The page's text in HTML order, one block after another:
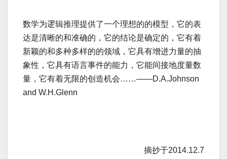
数学为逻辑推理提供了一个理想的的模型，它的表
达是清晰的和准确的，它的结论是确定的，它有着
新颖的和多种多样的的领域，它具有增进力量的抽
象性，它具有语言事件的能力，它能间接地度量数
量，它有着无限的创造机会……——D.A.Johnson
and W.H.Glenn
摘抄于2014.12.7